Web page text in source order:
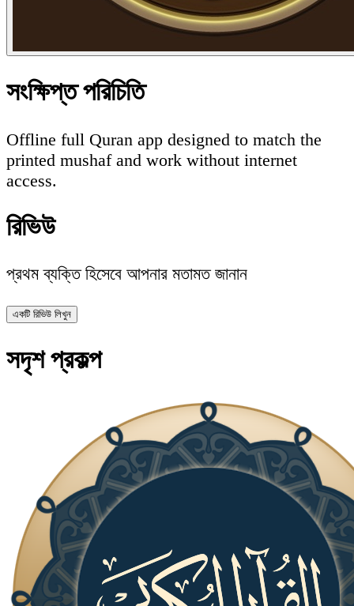
সংক্ষিপ্ত পরিচিতি
Offline full Quran app designed to match the
printed mushaf and work without internet
access.
রিভিউ
প্রথম ব্যক্তি হিসেবে আপনার মতামত জানান
একটি রিভিউ লিখুন
সদৃশ প্রকল্প